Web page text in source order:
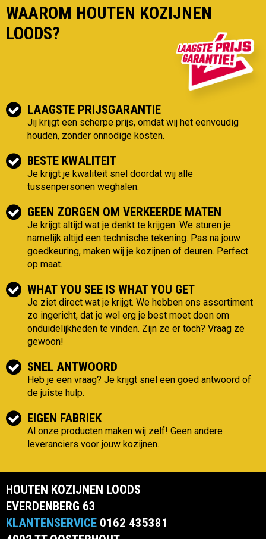
WAAROM HOUTEN KOZIJNEN
LOODS?
LAAGSTE PRIJSGARANTIE
Jij krijgt een scherpe prijs, omdat wij het eenvoudig
houden, zonder onnodige kosten.
BESTE KWALITEIT
Je krijgt je kwaliteit snel doordat wij alle
tussenpersonen weghalen.
GEEN ZORGEN OM VERKEERDE MATEN
Je krijgt altijd wat je denkt te krijgen. We sturen je
namelijk altijd een technische tekening. Pas na jouw
goedkeuring, maken wij je kozijnen of deuren. Perfect
op maat.
WHAT YOU SEE IS WHAT YOU GET
Je ziet direct wat je krijgt. We hebben ons assortiment
zo ingericht, dat je wel erg je best moet doen om
onduidelijkheden te vinden. Zijn ze er toch? Vraag ze
gewoon!
SNEL ANTWOORD
Heb je een vraag? Je krijgt snel een goed antwoord of
de juiste hulp.
EIGEN FABRIEK
Al onze producten maken wij zelf! Geen andere
leveranciers voor jouw kozijnen.
HOUTEN KOZIJNEN LOODS
EVERDENBERG 63
KLANTENSERVICE 0162 435381